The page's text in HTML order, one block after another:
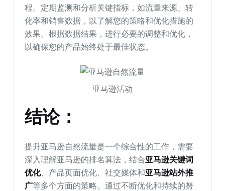
程。定期监测和分析关键指标，如流量来源、转
化率和销售数据，以了解您的策略和优化措施的
效果。根据数据结果，进行必要的调整和优化，
以确保您的产品始终处于最佳状态。
亚马逊活动
结论：
提升亚马逊自然流量是一个综合性的工作，需要
深入理解亚马逊的排名算法，结合亚马逊关键词
优化、产品页面优化、社交媒体和亚马逊站外推
广等多个方面的策略。通过不断优化和持续的努